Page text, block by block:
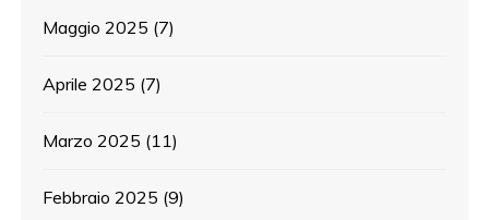
Maggio 2025 (7)
Aprile 2025 (7)
Marzo 2025 (11)
Febbraio 2025 (9)